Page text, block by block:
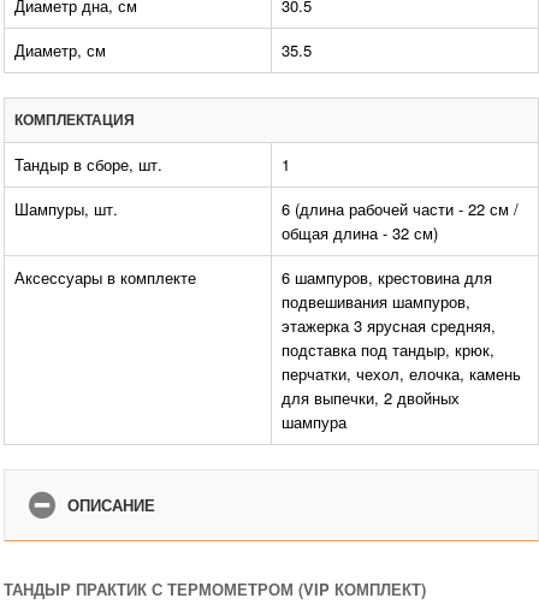
Диаметр дна, см
30.5
Диаметр, см
35.5
КОМПЛЕКТАЦИЯ
Тандыр в сборе, шт.
1
Шампуры, шт.
6 (длина рабочей части - 22 см /
общая длина - 32 см)
Аксессуары в комплекте
6 шампуров, крестовина для
подвешивания шампуров,
этажерка 3 ярусная средняя,
подставка под тандыр, крюк,
перчатки, чехол, елочка, камень
для выпечки, 2 двойных
шампура
ОПИСАНИЕ
ТАНДЫР ПРАКТИК С ТЕРМОМЕТРОМ (VIP КОМПЛЕКТ)